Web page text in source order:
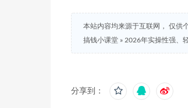
本站内容均来源于互联网， 仅供
搞钱小课堂 » 2026年实操性强、
分享到：